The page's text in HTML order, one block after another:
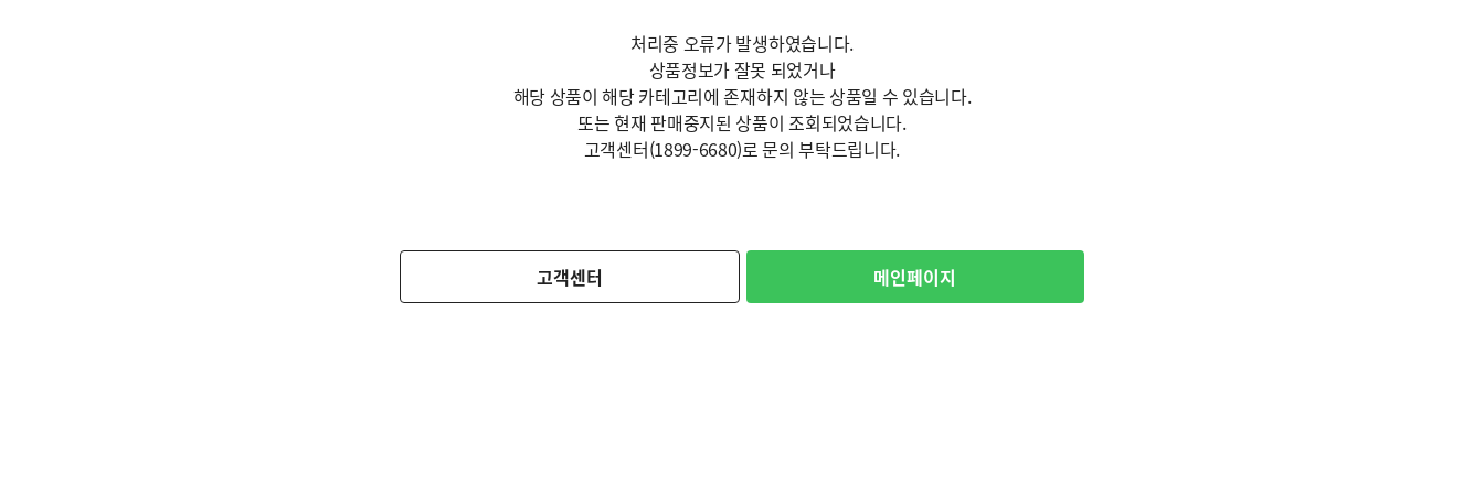
처리중 오류가 발생하였습니다.
상품정보가 잘못 되었거나
해당 상품이 해당 카테고리에 존재하지 않는 상품일 수 있습니다.
또는 현재 판매중지된 상품이 조회되었습니다.
고객센터(1899-6680)로 문의 부탁드립니다.
고객센터 메인페이지